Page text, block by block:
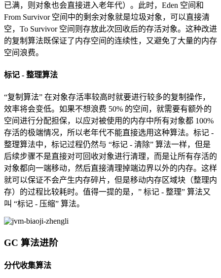
已满，则对象也会直接进入老年代）。此时，Eden 空间和
From Survivor 空间中的剩余对象就是垃圾对象，可以直接清
空，To Survivor 空间则存放此次回收后的存活对象。这种改进
的复制算法既保证了内存空间的连续性，又避免了大量的内存
空间浪费。
标记 - 整理算法
“复制算法” 在对象存活率较高时就要进行较多的复制操作，
效率将会变低。如果不想浪费 50% 的空间，就需要有额外的
空间进行分配担保，以应对被使用的内存中所有对象都 100%
存活的极端情况，所以老年代不能直接选用这种算法。标记 -
整理算法中，标记过程仍然与 “标记 - 清除” 算法一样，但是
后续步骤不是直接对可回收对象进行清理，而是让所有存活的
对象都向一端移动，然后直接清理掉端边界以外的内存。这样
就可以保证不会产生内存碎片，但是移动内存区域块（整理内
存）的过程比较耗时。值得一提的是，” 标记 - 整理” 算法又
叫 “标记 - 压缩” 算法。
GC 算法进阶
分代收集算法